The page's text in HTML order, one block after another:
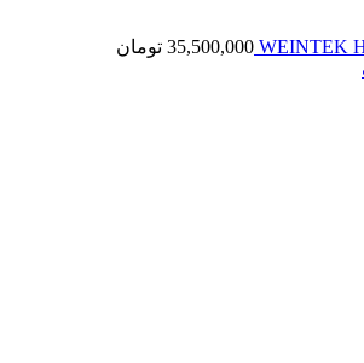
35,500,000 تومان